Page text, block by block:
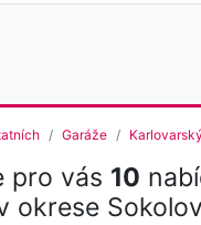
Garáže
pro vás 10
okrese Sokolov